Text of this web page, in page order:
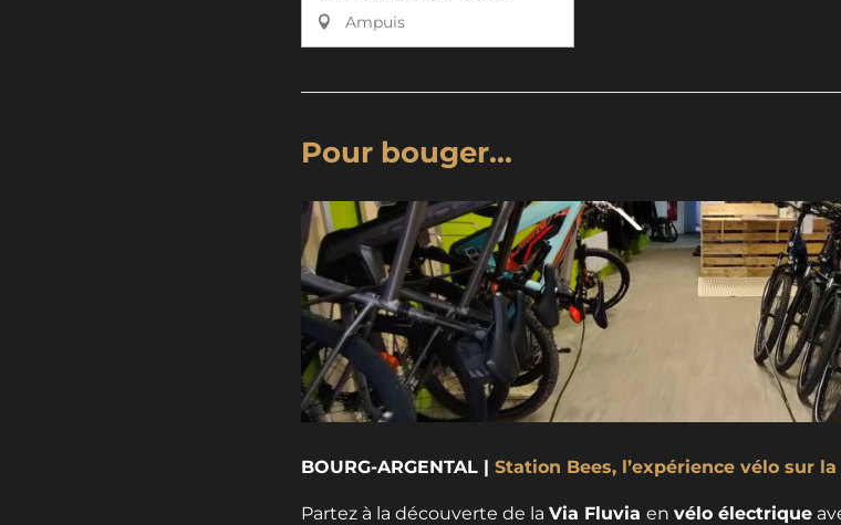
Ampuis
Pour bouger...
BOURG-ARGENTAL | Station Bees, l’expérience vélo sur
Partez à la découverte de la Via Fluvia en vélo électrique